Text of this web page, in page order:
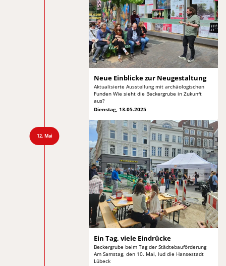
Neue Einblickezur Neugestaltung
Aktualisierte Ausstellung mit archäologischen
Funden Wie sieht die Beckergrube in Zukunft
aus?
Dienstag, 13.05.2025
12. Mai
Ein Tag, viele Eindrücke
Beckergrube beim Tag der Städtebauförderung
Am Samstag, den 10. Mai, lud die Hansestadt
Lübeck